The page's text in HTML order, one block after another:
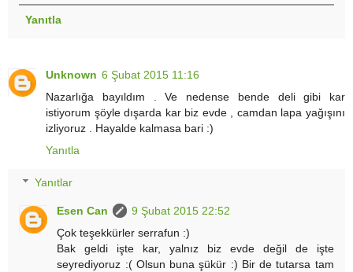
Yanıtla
Unknown 6 Şubat 2015 11:16
Nazarlığa bayıldım . Ve nedense bende deli gibi kar
istiyorum şöyle dışarda kar biz evde , camdan lapa yağışını
izliyoruz . Hayalde kalmasa bari :)
Yanıtla
Yanıtlar
Esen Can
9 Şubat 2015 22:52
Çok teşekkürler serrafun :)
Bak geldi işte kar, yalnız biz evde değil de işte
seyrediyoruz :( Olsun buna şükür :) Bir de tutarsa tam